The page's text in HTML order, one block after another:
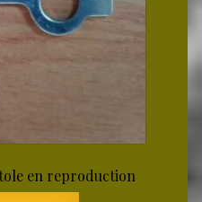
en reproduction